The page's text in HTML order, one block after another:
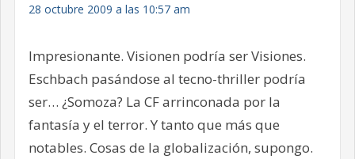
28 octubre 2009 a las 10:57 am
Impresionante. Visionen podría ser Visiones.
Eschbach pasándose al tecno-thriller podría
ser… ¿Somoza? La CF arrinconada por la
fantasía y el terror. Y tanto que más que
notables. Cosas de la globalización, supongo.